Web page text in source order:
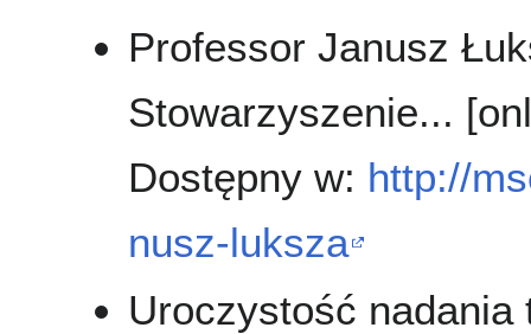
Professor Janusz
Stowarzyszenie...
Dostępny w: http://
nusz-luksza
Uroczystość nadania